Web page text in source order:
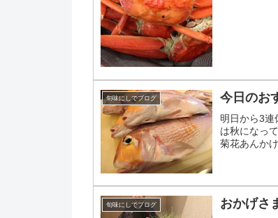
旬味にしでブログ 今日のお
明日から3連
は秋になっ
菊花あんか
旬味にしでブログ おかげさ